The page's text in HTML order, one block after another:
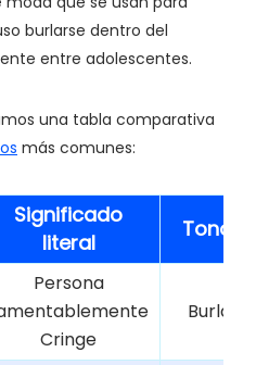
burlarse dentro del
entre adolescentes.
una tabla comparativa
más comunes:
Significado
literal
Tono/
Persona
Cringe
Burla/